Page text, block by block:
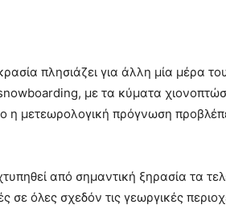
πλησιάζει για άλλη μία μέρα
με τα κύματα
η μετεωρολογική πρόγνωση
από σημαντική ξηρασία τα
σε όλες σχεδόν τις γεωργικές